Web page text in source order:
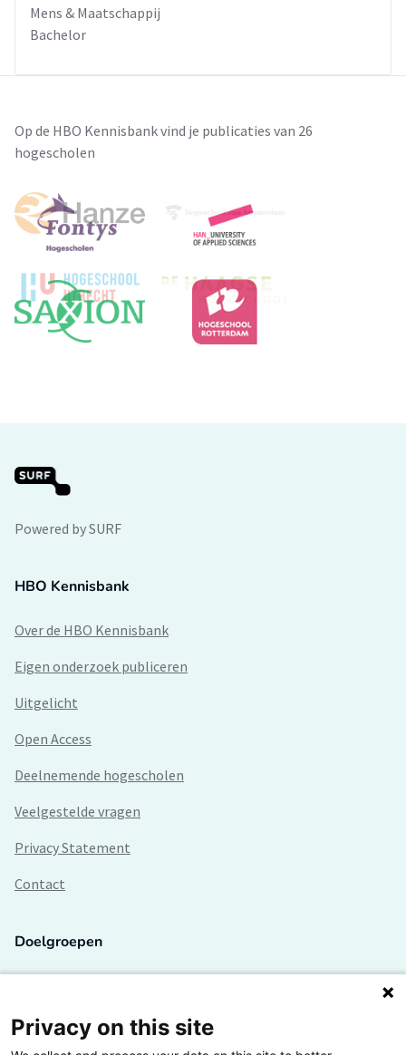
Mens & Maatschappij
Bachelor
Op de HBO Kennisbank vind je publicaties van 26
hogescholen
Powered by SURF
HBO Kennisbank
Over de HBO Kennisbank
Eigen onderzoek publiceren
Uitgelicht
Open Access
Deelnemende hogescholen
Veelgestelde vragen
Privacy Statement
Contact
Doelgroepen
Lectoren en onderzoekers
Privacy on this site